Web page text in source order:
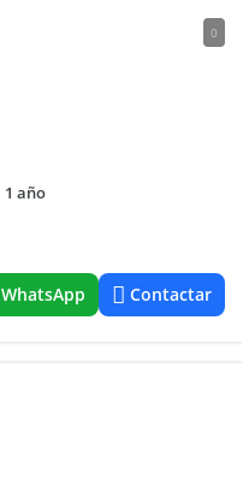
0
1 año
WhatsApp Contactar